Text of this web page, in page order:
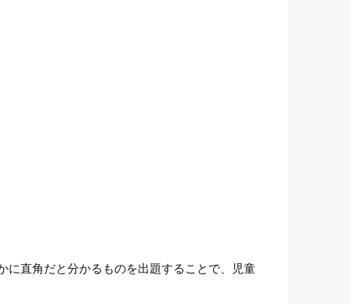
に直角だと分かるものを出題することで、児童